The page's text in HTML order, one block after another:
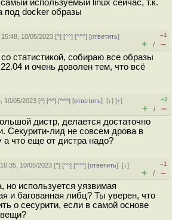
самый используемый linux сейчас, т.к.
под docker образы
15:48, 10/05/2023 [^] [^^] [^^^] [ответить]
–1
+ / –
статистикой, собираю все образы
и очень доволен тем, что всё
10/05/2023 [^] [^^] [^^^] [ответить][↓] [↑]
+3
+ / –
дистр, делается достаточно
Секурити-лид не совсем дрова в
что еще от дистра надо?
10/05/2023 [^] [^^] [^^^] [ответить][↓]
–1
+ / –
но используется уязвимая
и багованная либц? Ты уверен, что
о сесурити, если в самой основе